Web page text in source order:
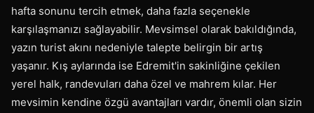
hafta sonunu tercih etmek, daha fazla seçenekle
karşılaşmanızı sağlayabilir. Mevsimsel olarak bakıldığında,
yazın turist akını nedeniyle talepte belirgin bir artış
yaşanır. Kış aylarında ise Edremit'in sakinliğine çekilen
yerel halk, randevuları daha özel ve mahrem kılar. Her
mevsimin kendine özgü avantajları vardır, önemli olan sizin